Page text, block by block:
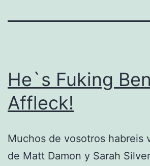
He`s Fuking Ben
Affleck!
Muchos de vosotros habreis
de Matt Damon y Sarah